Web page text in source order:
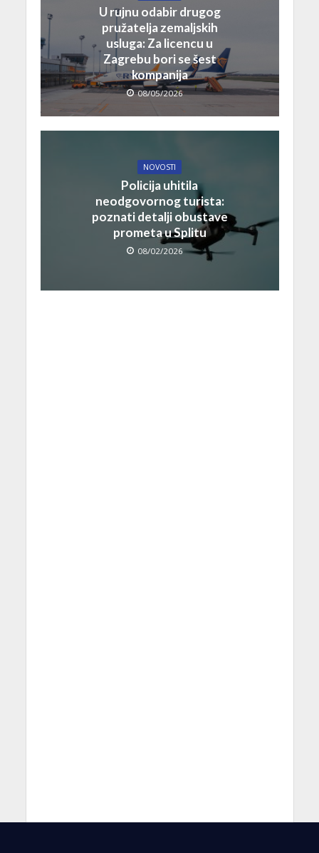
U rujnu odabir drugog
pružatelja zemaljskih
usluga: Za licencu u
Zagrebu bori se šest
kompanija
08/05/2026
NOVOSTI
Policija uhitila
neodgovornog turista:
poznati detalji obustave
prometa u Splitu
08/02/2026